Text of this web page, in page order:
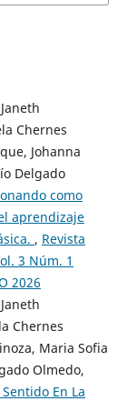
Chernes
Johanna
Delgado
como
aprendizaje
, Revista
3 Núm. 1
2026
Chernes
Maria Sofia
Olmedo,
En La